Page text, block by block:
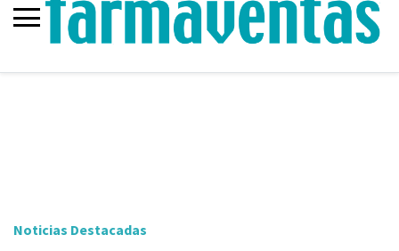
Noticias Destacadas